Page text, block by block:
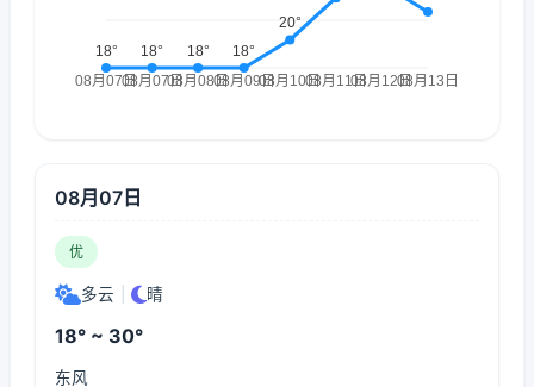
08月07日
优
多云 晴
18° ~ 30°
东风